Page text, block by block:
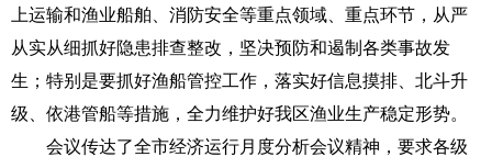
上运输和渔业船舶、消防安全等重点领域、重点环节，从严
从实从细抓好隐患排查整改，坚决预防和遏制各类事故发
生；特别是要抓好渔船管控工作，落实好信息摸排、北斗升
级、依港管船等措施，全力维护好我区渔业生产稳定形势。
会议传达了全市经济运行月度分析会议精神，要求各级